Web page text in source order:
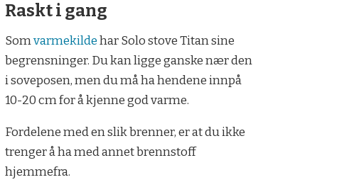
Raskt i gang
Somvarmekildehar Solo stove Titan sine
begrensninger. Du kan ligge ganske nær den
i soveposen, men du må ha hendene innpå
10-20 cm for å kjenne god varme.
Fordelene med en slik brenner, er at du ikke
trenger å ha med annet brennstoff
hjemmefra.